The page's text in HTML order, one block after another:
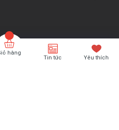
Đăng ký
hàng
Tin tức Yêu thích